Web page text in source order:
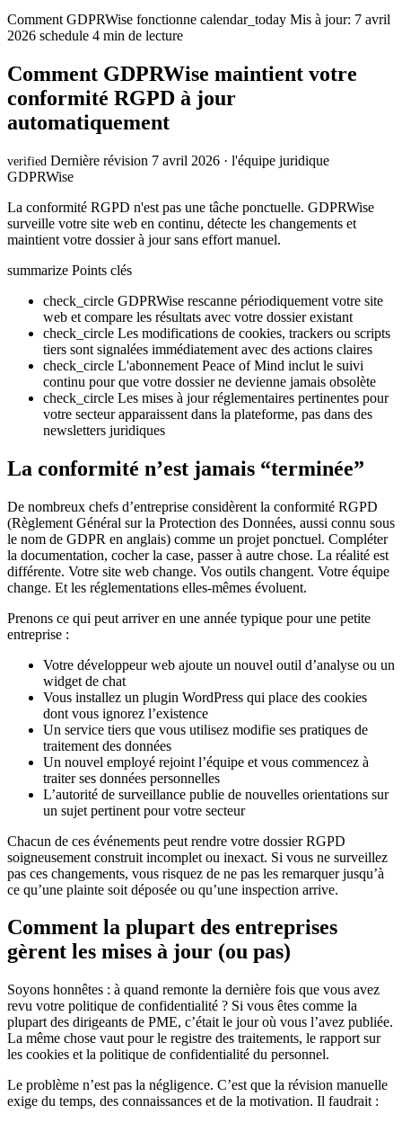
Comment GDPRWise fonctionne calendar_today Mis à jour: 7 avril
2026 schedule 4 min de lecture
Comment GDPRWise maintient votre
conformité RGPD à jour
automatiquement
verified Dernière révision 7 avril 2026 · l'équipe juridique
GDPRWise
La conformité RGPD n'est pas une tâche ponctuelle. GDPRWise
surveille votre site web en continu, détecte les changements et
maintient votre dossier à jour sans effort manuel.
summarize Points clés
check_circle GDPRWise rescanne périodiquement votre site
web et compare les résultats avec votre dossier existant
check_circle Les modifications de cookies, trackers ou scripts
tiers sont signalées immédiatement avec des actions claires
check_circle L'abonnement Peace of Mind inclut le suivi
continu pour que votre dossier ne devienne jamais obsolète
check_circle Les mises à jour réglementaires pertinentes pour
votre secteur apparaissent dans la plateforme, pas dans des
newsletters juridiques
La conformité n’est jamais “terminée”
De nombreux chefs d’entreprise considèrent la conformité RGPD
(Règlement Général sur la Protection des Données, aussi connu sous
le nom de GDPR en anglais) comme un projet ponctuel. Compléter
la documentation, cocher la case, passer à autre chose. La réalité est
différente. Votre site web change. Vos outils changent. Votre équipe
change. Et les réglementations elles-mêmes évoluent.
Prenons ce qui peut arriver en une année typique pour une petite
entreprise :
Votre développeur web ajoute un nouvel outil d’analyse ou un
widget de chat
Vous installez un plugin WordPress qui place des cookies
dont vous ignorez l’existence
Un service tiers que vous utilisez modifie ses pratiques de
traitement des données
Un nouvel employé rejoint l’équipe et vous commencez à
traiter ses données personnelles
L’autorité de surveillance publie de nouvelles orientations sur
un sujet pertinent pour votre secteur
Chacun de ces événements peut rendre votre dossier RGPD
soigneusement construit incomplet ou inexact. Si vous ne surveillez
pas ces changements, vous risquez de ne pas les remarquer jusqu’à
ce qu’une plainte soit déposée ou qu’une inspection arrive.
Comment la plupart des entreprises
gèrent les mises à jour (ou pas)
Soyons honnêtes : à quand remonte la dernière fois que vous avez
revu votre politique de confidentialité ? Si vous êtes comme la
plupart des dirigeants de PME, c’était le jour où vous l’avez publiée.
La même chose vaut pour le registre des traitements, le rapport sur
les cookies et la politique de confidentialité du personnel.
Le problème n’est pas la négligence. C’est que la révision manuelle
exige du temps, des connaissances et de la motivation. Il faudrait :